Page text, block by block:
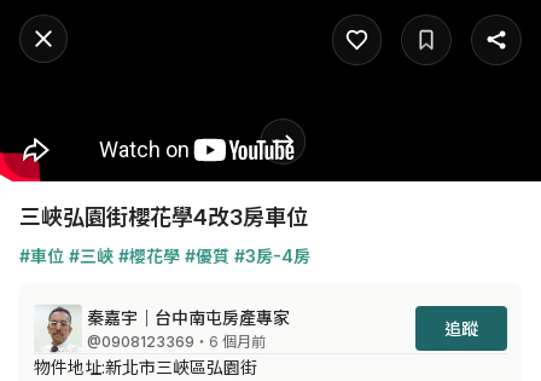
三峽弘園街櫻花學4改3房車位
#車位 #三峽 #櫻花學 #優質 #3房-4房
秦嘉宇｜台中南屯房產專家
@0908123369 ・6 個月前
追蹤
物件地址:新北市三峽區弘園街